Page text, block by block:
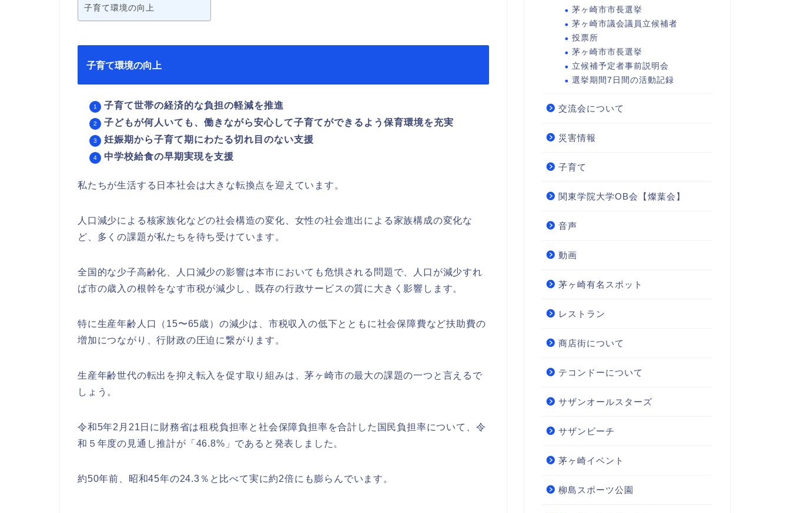
子育て環境の向上
子育て環境の向上
子育て世帯の経済的な負担の軽減を推進
子どもが何人いても、働きながら安心して子育てができるよう保育環境を充実
妊娠期から子育て期にわたる切れ目のない支援
中学校給食の早期実現を支援
私たちが生活する日本社会は大きな転換点を迎えています。
人口減少による核家族化などの社会構造の変化、 女性の社会進出による家族構成の変化な
ど、 多くの課題が私たちを待ち受けています。
全国的な少子高齢化、 人口減少の影響は本市においても危惧される問題で、
人口が減少すれ
ば市の歳入の根幹をなす市税が減少し、 既存の行政サービスの質に大きく影響します。
特に生産年齢人口（15〜65歳）の減少は、 市税収入の低下とともに社会保障費など扶助費の
増加につながり、行財政の圧迫に繋がります。
生産年齢世代の転出を抑え転入を促す取り組みは、茅ヶ崎市の最大の課題の一つと言えるで
しょう。
令和5年2月21日に財務省は租税負担率と社会保障負担率を合計 した国民負担率について、令
和５年度の見通し推計が「46.8% 」であると発表しました。
約50年前、昭和45年の24.3％ と比べて実に約2倍にも膨らんでいます。
茅ヶ崎市市長選挙
茅ヶ崎市議会議員立候補者
投票所
茅ヶ崎市市長選挙
立候補予定者事前説明会
選挙期間7日間の活動記録
交流会について
災害情報
子育て
関東学院大学OB会【燦葉会】
音声
動画
茅ヶ崎有名スポット
レストラン
商店街について
テコンドーについて
サザンオールスターズ
サザンビーチ
茅ヶ崎イベント
柳島スポーツ公園